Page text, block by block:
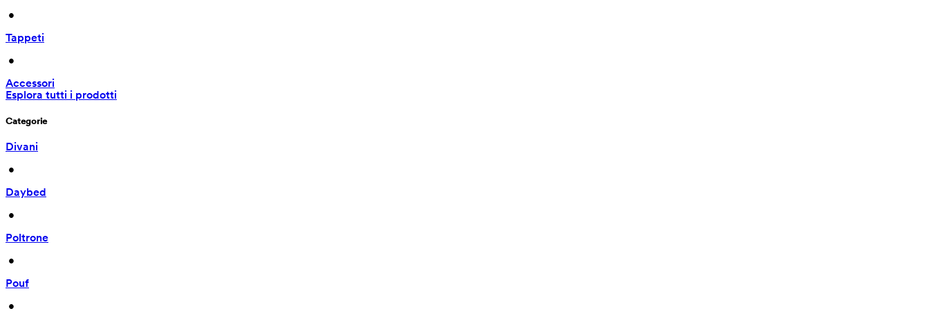
•
Tappeti
•
Accessori
Esplora tutti i prodotti
Categorie
Divani
•
Daybed
•
Poltrone
•
Pouf
•